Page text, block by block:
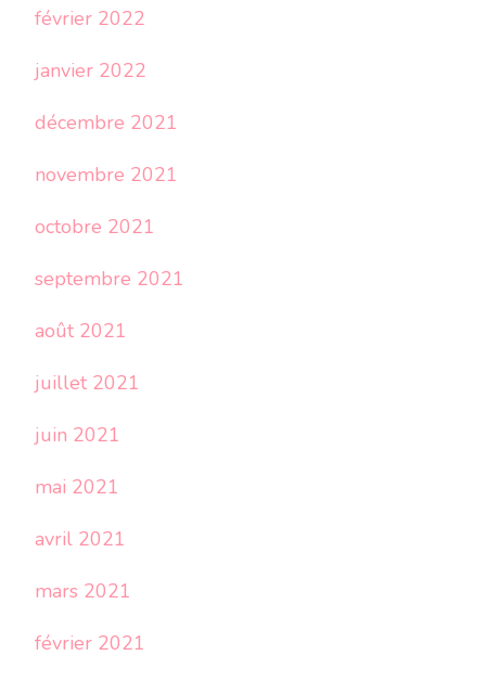
février 2022
janvier 2022
décembre 2021
novembre 2021
octobre 2021
septembre 2021
août 2021
juillet 2021
juin 2021
mai 2021
avril 2021
mars 2021
février 2021